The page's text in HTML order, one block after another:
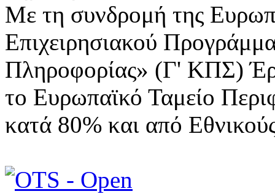
Με τη συνδρομή της
Επιχειρησιακού
Πληροφορίας» (Γ' ΚΠΣ)
το Ευρωπαϊκό Ταμείο
κατά 80% και από